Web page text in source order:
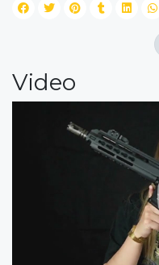
Video